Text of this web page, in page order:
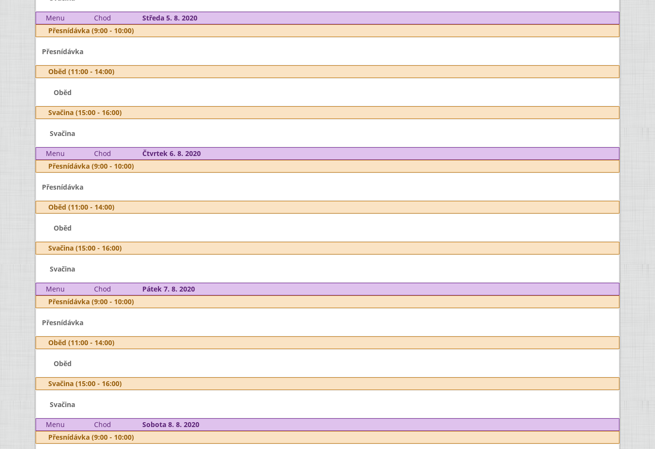
Menu Chod
Středa 5. 8. 2020
Přesnídávka (9:00 - 10:00)
Přesnídávka
Oběd (11:00 - 14:00)
Oběd
Svačina (15:00 - 16:00)
Svačina
Menu Chod
Čtvrtek 6. 8. 2020
Přesnídávka (9:00 - 10:00)
Přesnídávka
Oběd (11:00 - 14:00)
Oběd
Svačina (15:00 - 16:00)
Svačina
Menu Chod
Pátek 7. 8. 2020
Přesnídávka (9:00 - 10:00)
Přesnídávka
Oběd (11:00 - 14:00)
Oběd
Svačina (15:00 - 16:00)
Svačina
Menu Chod
Sobota 8. 8. 2020
Přesnídávka (9:00 - 10:00)